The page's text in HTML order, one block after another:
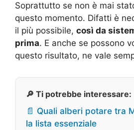
Soprattutto se non è mai
questo momento. Difatti è
il più possibile, così da
prima. E anche se possono
questo risultato, ne vale
🔎 Ti potrebbe interessare:
📄 Quali alberi potare tra
la lista essenziale